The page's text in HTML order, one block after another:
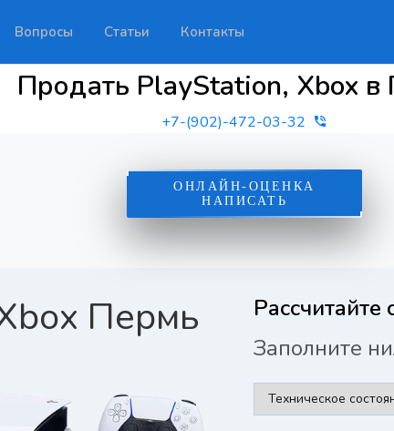
Вопросы Статьи Контакты
Продать PlayStation, Xbox в
+7-(902)-472-03-32
ОНЛАЙН-ОЦЕНКА
НАПИСАТЬ
Пермь
Рассчитайте
Заполните